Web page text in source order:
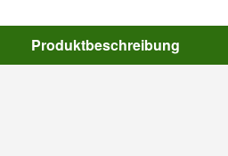
Produktbeschreibung